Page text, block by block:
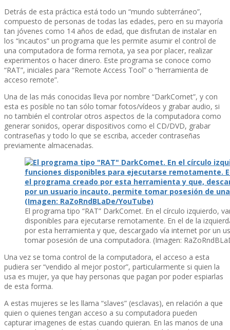
Detrás de esta práctica está todo un “mundo subterráneo”,
compuesto de personas de todas las edades, pero en su mayorí­a
tan jóvenes como 14 años de edad, que disfrutan de instalar en
los “incautos” un programa que les permite asumir el control de
una computadora de forma remota, ya sea por placer, realizar
experimentos o hacer dinero. Este programa se conoce como
“RAT”, iniciales para “Remote Access Tool” o “herramienta de
acceso remote”.
Una de las más conocidas lleva por nombre “DarkComet”, y con
esta es posible no tan sólo tomar fotos/ví­deos y grabar audio, si
no también el controlar otros aspectos de la computadora como
generar sonidos, operar dispositivos como el CD/DVD, grabar
contraseñas y todo lo que se escriba, acceder contraseñas
previamente almacenadas.
El programa tipo “RAT” DarkComet. En el cí­rculo izquierdo,
disponibles para ejecutarse remotamente. En el de la
por esta herramienta y que, descargado ví­a internet por un
tomar posesión de una computadora. (Imagen:
Una vez se toma control de la computadora, el acceso a esta
pudiera ser “vendido al mejor postor”, particularmente si quien la
usa es mujer, ya que hay personas que pagan por poder espiarlas
de esta forma.
A estas mujeres se les llama “slaves” (esclavas), en relación a que
quien o quienes tengan acceso a su computadora pueden
capturar imagenes de estas cuando quieran. En las manos de una